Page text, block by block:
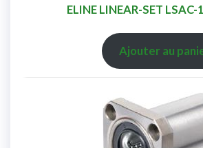
ELINE LINEAR-SET
Ajouter au